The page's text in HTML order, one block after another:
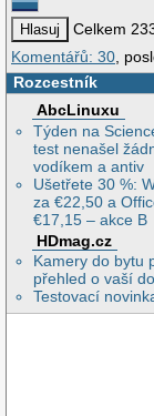
Celkem
Komentářů: 30,
Rozcestník
AbcLinuxu
Týden na
test nenašel
vodíkem a antiv
Ušetřete 30 %:
za €22,50 a
€17,15 – akce B
HDmag.cz
Kamery do bytu
přehled o vaší
Testovací